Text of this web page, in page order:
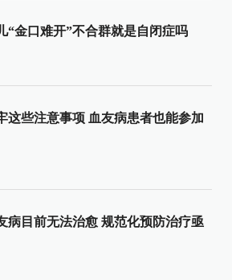
“金口难开”不合群就是自闭症吗
这些注意事项 血友病患者也能参加
病目前无法治愈 规范化预防治疗亟